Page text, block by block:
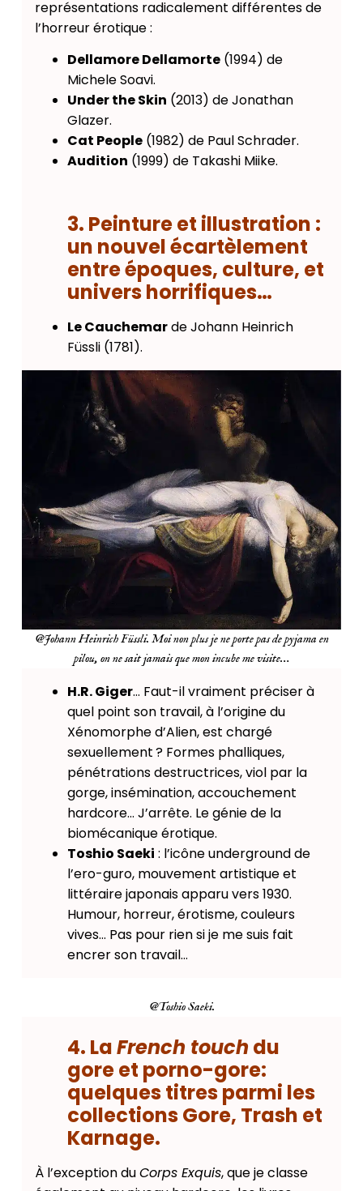
représentations radicalement différentes de
l’horreur érotique :
Dellamore Dellamorte(1994) de
Michele Soavi.
Under the Skin (2013) de Jonathan
Glazer.
Cat People(1982) de Paul Schrader.
Audition (1999) de Takashi Miike.
3. Peinture et illustration :
un nouvel écartèlement
entre époques, culture, et
univers horrifiques…
Le Cauchemarde Johann Heinrich
Füssli (1781).
@Johann Heinrich Füssli. Moi non plus je ne porte pas de pyjama en
pilou, on ne sait jamais que mon incube me visite…
H.R. Giger… Faut-il vraiment préciser à
quel point son travail, à l’origine du
Xénomorphe d’Alien, est chargé
sexuellement ? Formes phalliques,
pénétrations destructrices, viol par la
gorge, insémination, accouchement
hardcore… J’arrête. Le génie de la
biomécanique érotique.
Toshio Saeki : l’icône underground de
l’ero-guro, mouvement artistique et
littéraire japonais apparu vers 1930.
Humour, horreur, érotisme, couleurs
vives… Pas pour rien si je me suis fait
encrer son travail…
@Toshio Saeki.
4. LaFrench touchdu
gore et porno-gore:
quelques titres parmi les
collections Gore, Trash et
Karnage.
À l’exception duCorps Exquis, que je classe